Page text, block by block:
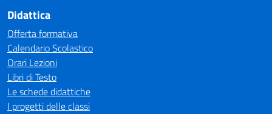
Didattica
Offerta formativa
Calendario Scolastico
Orari Lezioni
Libri di Testo
Le schede didattiche
I progetti delle classi